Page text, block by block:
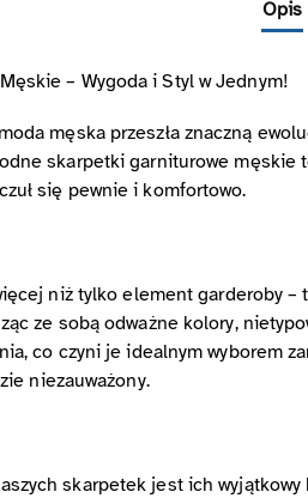
Opis
– Wygoda i Styl w Jednym!
męska przeszła znaczną
skarpetki garniturowe męskie
się pewnie i komfortowo.
niż tylko element garderoby –
ze sobą odważne kolory,
co czyni je idealnym wyborem
niezauważony.
skarpetek jest ich